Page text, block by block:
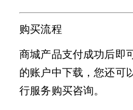
购买流程
商城产品支付成功后即
的账户中下载，您还可
行服务购买咨询。